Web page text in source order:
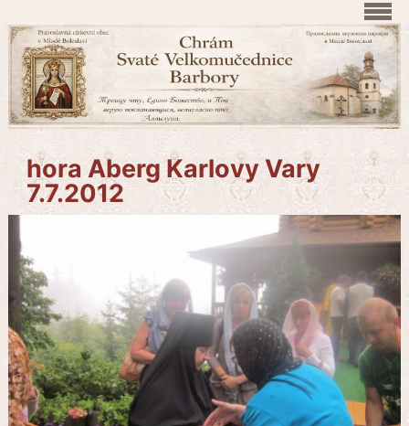
hora Aberg Karlovy Vary
7.7.2012